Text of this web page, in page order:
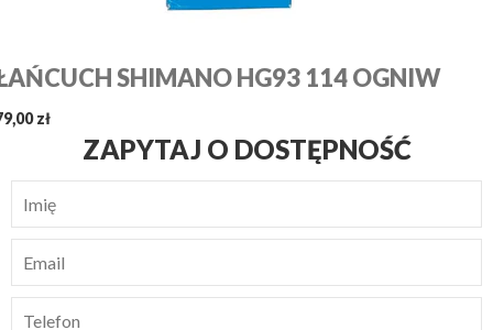
SHIMANO HG93 114 OGNIW
zł
ZAPYTAJ O DOSTĘPNOŚĆ